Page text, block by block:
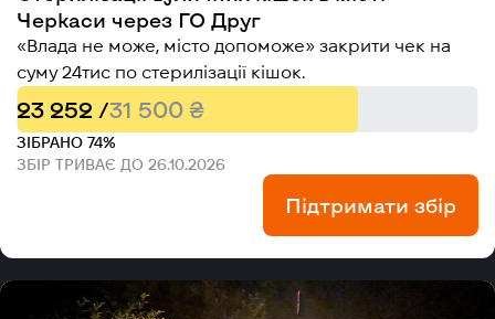
Черкаси через ГО Друг
«Влада не може, місто допоможе» закрити чек на
суму 24тис по стерилізації кішок.
23 252 /31 500 ₴
ЗІБРАНО 74%
ЗБІР ТРИВАЄ ДО 26.10.2026
Підтримати збір